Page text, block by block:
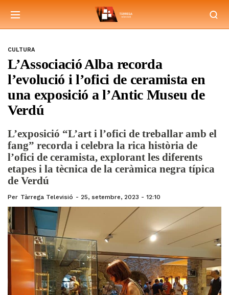
CULTURA
L’Associació Alba recorda
l’evolució i l’ofici de ceramista en
una exposició a l’Antic Museu de
Verdú
L’exposició “L’art i l’ofici de treballar amb el
fang” recorda i celebra la rica història de
l’ofici de ceramista, explorant les diferents
etapes i la tècnica de la ceràmica negra típica
de Verdú
Per Tàrrega Televisió 25, setembre, 2023 - 12:10